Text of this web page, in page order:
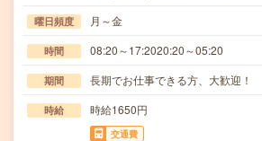
曜日頻度 月～金
時間 08:20～17:2020:20～05:20
期間 長期でお仕事できる方、大歓迎！
時給 時給1650円
交通費